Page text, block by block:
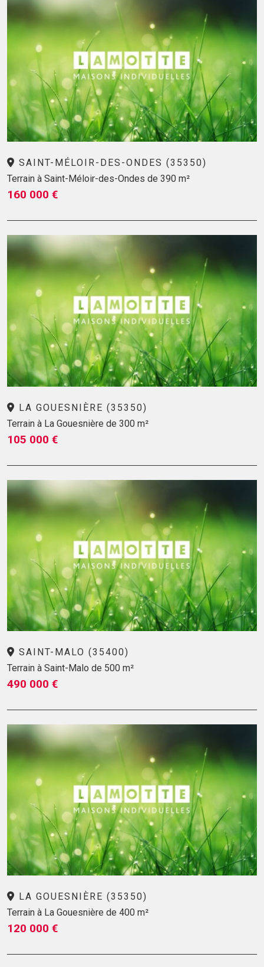
SAINT-MÉLOIR-DES-ONDES (35350)
Terrain à Saint-Méloir-des-Ondes de 390 m²
160 000 €
LA GOUESNIÈRE (35350)
Terrain à La Gouesnière de 300 m²
105 000 €
SAINT-MALO (35400)
Terrain à Saint-Malo de 500 m²
490 000 €
LA GOUESNIÈRE (35350)
Terrain à La Gouesnière de 400 m²
120 000 €